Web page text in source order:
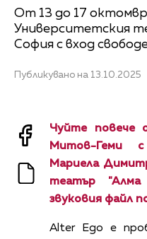
От 13 до 17
Университетския
София с вход
Публикувано на 13.10.2025
Чуйте повече
Митов-Геми
Мариела
театър "Алма
звуковия файл
Alter Ego е